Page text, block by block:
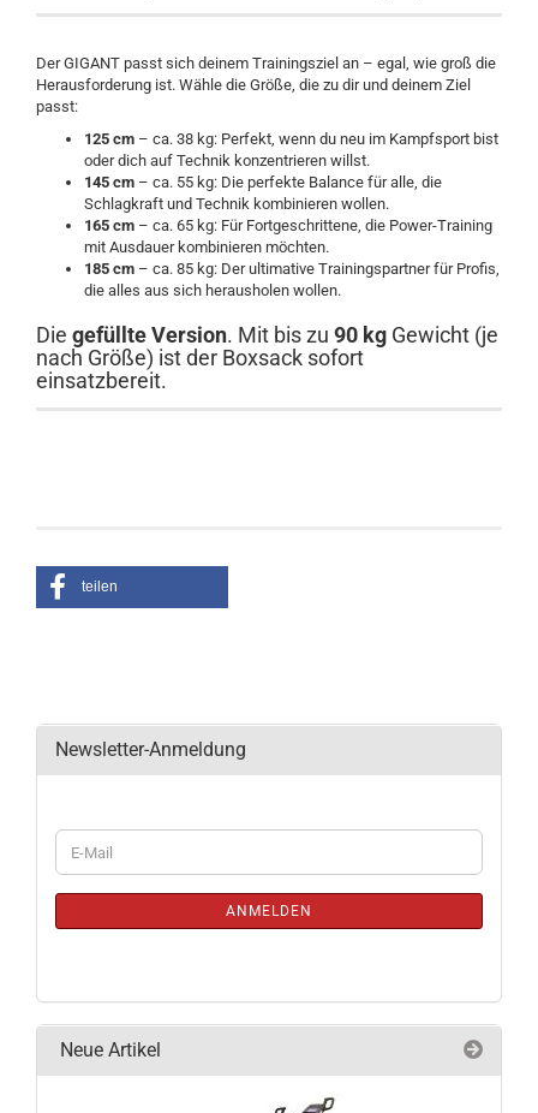
Der GIGANT passt sich deinem Trainingsziel an – egal, wie groß die
Herausforderung ist. Wähle die Größe, die zu dir und deinem Ziel
passt:
125 cm – ca. 38 kg: Perfekt, wenn du neu im Kampfsport bist
oder dich auf Technik konzentrieren willst.
145 cm – ca. 55 kg: Die perfekte Balance für alle, die
Schlagkraft und Technik kombinieren wollen.
165 cm – ca. 65 kg: Für Fortgeschrittene, die Power-Training
mit Ausdauer kombinieren möchten.
185 cm – ca. 85 kg: Der ultimative Trainingspartner für Profis,
die alles aus sich herausholen wollen.
Die gefüllte Version. Mit bis zu 90 kg Gewicht (je
nach Größe) ist der Boxsack sofort
einsatzbereit.
teilen
Newsletter-Anmeldung
WEITER
ZUR
E-
Mail
ANMELDEN
Neue Artikel